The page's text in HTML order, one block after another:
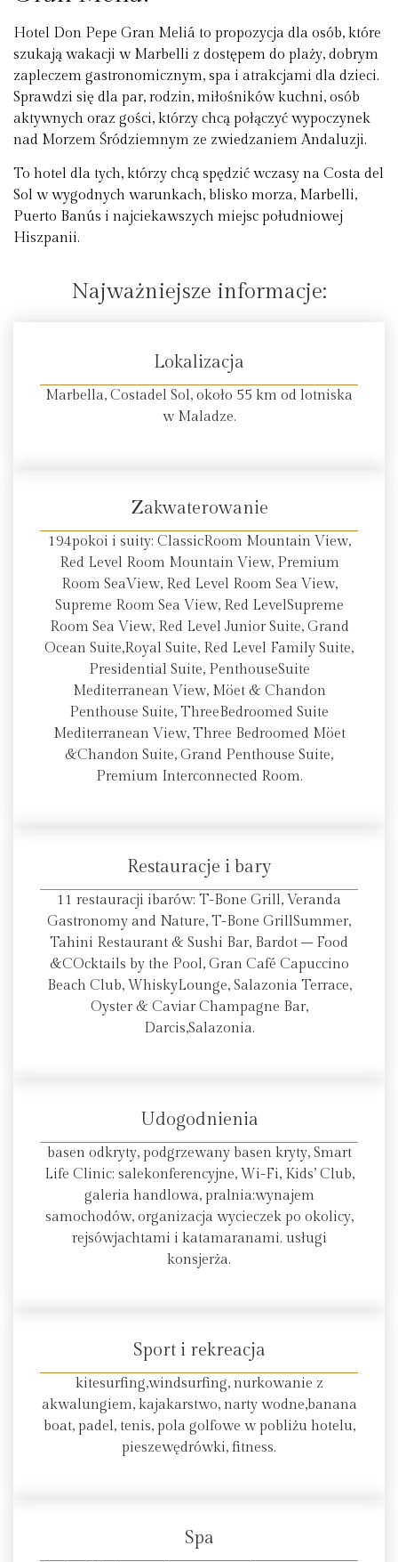
Hotel Don Pepe Gran Meliá to propozycja dla osób, które
szukają wakacji w Marbelli z dostępem do plaży, dobrym
zapleczem gastronomicznym, spa i atrakcjami dla dzieci.
Sprawdzi się dla par, rodzin, miłośników kuchni, osób
aktywnych oraz gości, którzy chcą połączyć wypoczynek
nad Morzem Śródziemnym ze zwiedzaniem Andaluzji.
To hotel dla tych, którzy chcą spędzić wczasy na Costa del
Sol w wygodnych warunkach, blisko morza, Marbelli,
Puerto Banús i najciekawszych miejsc południowej
Hiszpanii.
Najważniejsze informacje:
Lokalizacja
Marbella, Costadel Sol, około 55 km od lotniska
w Maladze.
Zakwaterowanie
194pokoi i suity: ClassicRoom Mountain View,
Red Level Room Mountain View, Premium
Room SeaView, Red Level Room Sea View,
Supreme Room Sea View, Red LevelSupreme
Room Sea View, Red Level Junior Suite, Grand
Ocean Suite,Royal Suite, Red Level Family Suite,
Presidential Suite, PenthouseSuite
Mediterranean View, Möet & Chandon
Penthouse Suite, ThreeBedroomed Suite
Mediterranean View, Three Bedroomed Möet
&Chandon Suite, Grand Penthouse Suite,
Premium Interconnected Room.
Restauracje i bary
11 restauracji ibarów: T-Bone Grill, Veranda
Gastronomy and Nature, T-Bone GrillSummer,
Tahini Restaurant & Sushi Bar, Bardot – Food
&COcktails by the Pool, Gran Café Capuccino
Beach Club, WhiskyLounge, Salazonia Terrace,
Oyster & Caviar Champagne Bar,
Darcis,Salazonia.
Udogodnienia
basen odkryty, podgrzewany basen kryty, Smart
Life Clinic; salekonferencyjne, Wi-Fi, Kids’ Club,
galeria handlowa, pralnia;wynajem
samochodów, organizacja wycieczek po okolicy,
rejsówjachtami i katamaranami. usługi
konsjerża.
Sport i rekreacja
kitesurfing,windsurfing, nurkowanie z
akwalungiem, kajakarstwo, narty wodne,banana
boat, padel, tenis, pola golfowe w pobliżu hotelu,
pieszewędrówki, fitness.
Spa